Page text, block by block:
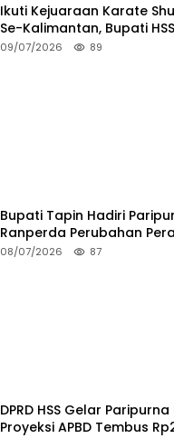
Ikuti Kejuaraan Karate
Se-Kalimantan, Bupati
FORKI
09/07/2026 89
Bupati Tapin Hadiri
Ranperda Perubahan
08/07/2026 87
DPRD HSS Gelar Paripurna
Proyeksi APBD Tembus